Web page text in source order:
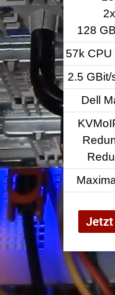
128
57k
2.5 GBit/
Dell